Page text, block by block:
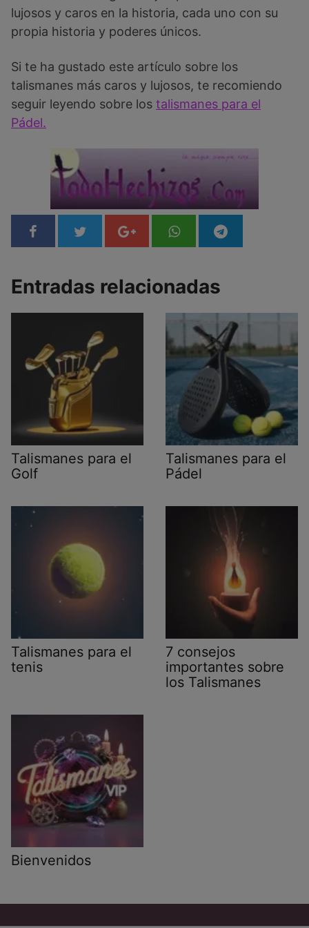
lujosos y caros en la historia, cada uno con su
propia historia y poderes únicos.
Si te ha gustado este artículo sobre los
talismanes más caros y lujosos, te recomiendo
seguir leyendo sobre los talismanes para el
Pádel.
Entradas relacionadas
Talismanes para el
Golf
Talismanes para el
Pádel
Talismanes para el
tenis
7 consejos
importantes sobre
los Talismanes
Bienvenidos